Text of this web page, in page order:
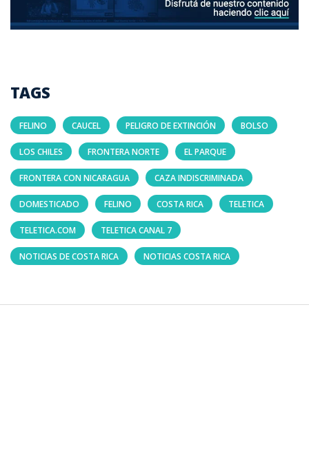
TAGS
FELINO CAUCEL PELIGRO DE EXTINCIÓN BOLSO
LOS CHILES FRONTERA NORTE EL PARQUE
FRONTERA CON NICARAGUA CAZA INDISCRIMINADA
DOMESTICADO FELINO COSTA RICA TELETICA
TELETICA.COM TELETICA CANAL 7
NOTICIAS DE COSTA RICA NOTICIAS COSTA RICA